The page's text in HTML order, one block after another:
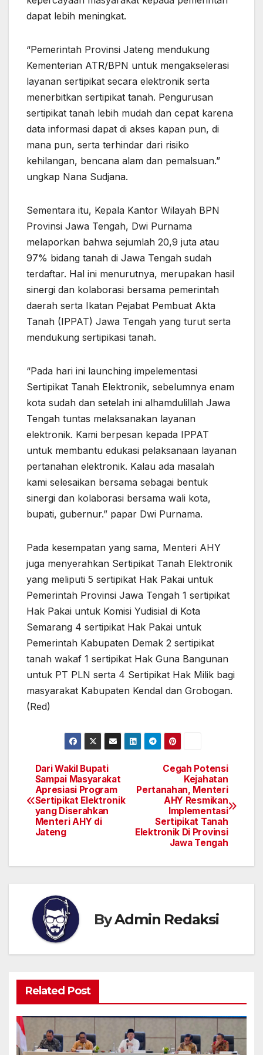
dapat lebih meningkat.
“Pemerintah Provinsi Jateng mendukung
Kementerian ATR/BPN untuk mengakselerasi
layanan sertipikat secara elektronik serta
menerbitkan sertipikat tanah. Pengurusan
sertipikat tanah lebih mudah dan cepat karena
data informasi dapat di akses kapan pun, di
mana pun, serta terhindar dari risiko
kehilangan, bencana alam dan pemalsuan.”
ungkap Nana Sudjana.
Sementara itu, Kepala Kantor Wilayah BPN
Provinsi Jawa Tengah, Dwi Purnama
melaporkan bahwa sejumlah 20,9 juta atau
97% bidang tanah di Jawa Tengah sudah
terdaftar. Hal ini menurutnya, merupakan hasil
sinergi dan kolaborasi bersama pemerintah
daerah serta Ikatan Pejabat Pembuat Akta
Tanah (IPPAT) Jawa Tengah yang turut serta
mendukung sertipikasi tanah.
“Pada hari ini launching impelementasi
Sertipikat Tanah Elektronik, sebelumnya enam
kota sudah dan setelah ini alhamdulillah Jawa
Tengah tuntas melaksanakan layanan
elektronik. Kami berpesan kepada IPPAT
untuk membantu edukasi pelaksanaan layanan
pertanahan elektronik. Kalau ada masalah
kami selesaikan bersama sebagai bentuk
sinergi dan kolaborasi bersama wali kota,
bupati, gubernur.” papar Dwi Purnama.
Pada kesempatan yang sama, Menteri AHY
juga menyerahkan Sertipikat Tanah Elektronik
yang meliputi 5 sertipikat Hak Pakai untuk
Pemerintah Provinsi Jawa Tengah 1 sertipikat
Hak Pakai untuk Komisi Yudisial di Kota
Semarang 4 sertipikat Hak Pakai untuk
Pemerintah Kabupaten Demak 2 sertipikat
tanah wakaf 1 sertipikat Hak Guna Bangunan
untuk PT PLN serta 4 Sertipikat Hak Milik bagi
masyarakat Kabupaten Kendal dan Grobogan.
(Red)
Navigasi
pos
Cegah Potensi
Kejahatan
Pertanahan, Menteri
AHY Resmikan
Implementasi
Sertipikat Tanah
Elektronik Di Provinsi
Jawa Tengah
Dari Wakil Bupati
Sampai Masyarakat
Apresiasi Program
Sertipikat Elektronik
yang Diserahkan
Menteri AHY di
Jateng
ByAdmin Redaksi
Related Post